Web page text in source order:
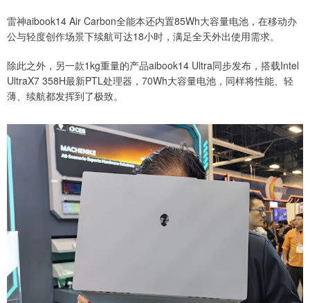
雷神aibook14 Air Carbon全能本还内置85Wh大容量电池，在移动办
公与轻度创作场景下续航可达18小时，满足全天外出使用需求。
除此之外，另一款1kg重量的产品aibook14 Ultra同步发布，搭载Intel
UltraX7 358H最新PTL处理器，70Wh大容量电池，同样将性能、轻
薄、续航都发挥到了极致。